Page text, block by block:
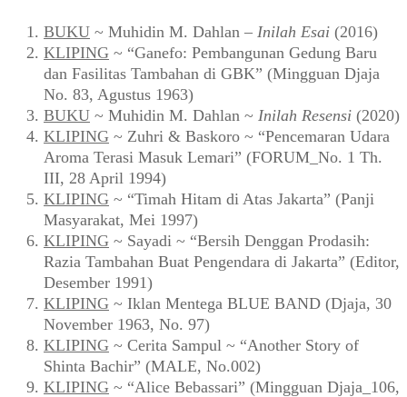
BUKU ~ Muhidin M. Dahlan – Inilah Esai (2016)
KLIPING ~ “Ganefo: Pembangunan Gedung Baru
dan Fasilitas Tambahan di GBK” (Mingguan Djaja
No. 83, Agustus 1963)
BUKU ~ Muhidin M. Dahlan ~ Inilah Resensi (2020)
KLIPING ~ Zuhri & Baskoro ~ “Pencemaran Udara
Aroma Terasi Masuk Lemari” (FORUM_No. 1 Th.
III, 28 April 1994)
KLIPING ~ “Timah Hitam di Atas Jakarta” (Panji
Masyarakat, Mei 1997)
KLIPING ~ Sayadi ~ “Bersih Denggan Prodasih:
Razia Tambahan Buat Pengendara di Jakarta” (Editor,
Desember 1991)
KLIPING ~ Iklan Mentega BLUE BAND (Djaja, 30
November 1963, No. 97)
KLIPING ~ Cerita Sampul ~ “Another Story of
Shinta Bachir” (MALE, No.002)
KLIPING ~ “Alice Bebassari” (Mingguan Djaja_106,